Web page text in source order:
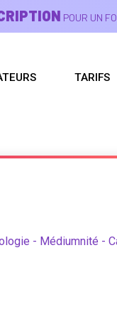
POUR UN
TARIFS
- Médiumnité -